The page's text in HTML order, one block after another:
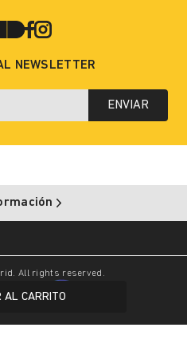
AL CARRITO
NEWSLETTER
ENVIAR
All rights reserved.